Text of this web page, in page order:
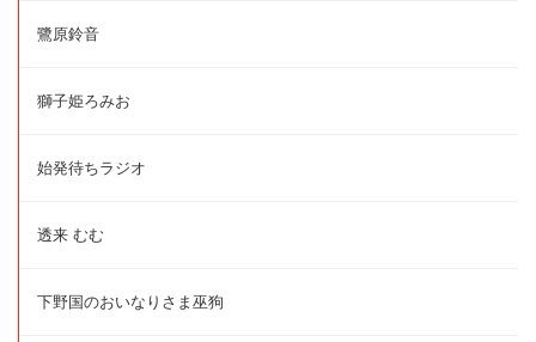
鷺原鈴音
獅子姫ろみお
始発待ちラジオ
透来 むむ
下野国のおいなりさま巫狗